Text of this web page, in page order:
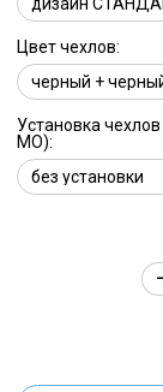
Цвет чехлов:
Установка
МО):